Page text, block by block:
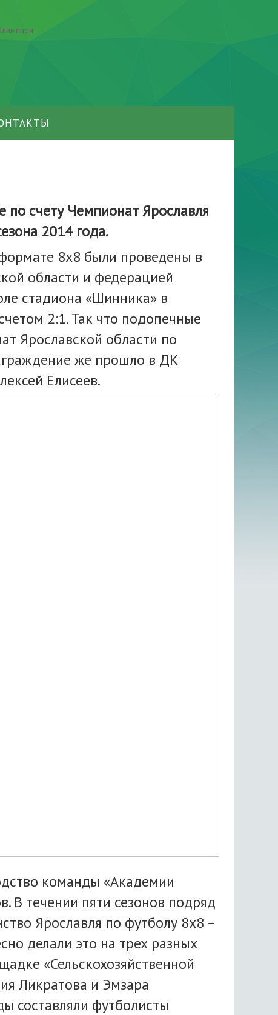
по счету Чемпионат Ярославля
2014 года.
8х8 были проведены в
области и федерацией
стадиона «Шинника» в
2:1. Так что подопечные
Ярославской области по
же прошло в ДК
Елисеев.
команды «Академии
В течении пяти сезонов подряд
Ярославля по футболу 8х8 –
делали это на трех разных
«Сельскохозяйственной
Ликратова и Эмзара
составляли футболисты